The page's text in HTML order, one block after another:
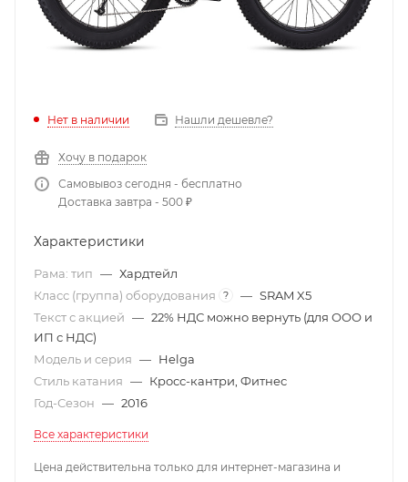
Нет в наличии Нашли дешевле?
Хочу в подарок
Самовывоз сегодня - бесплатно
Доставка завтра - 500 ₽
Характеристики
Рама: тип — Хардтейл
Класс (группа) оборудования
? — SRAM X5
Текст с акцией — 22% НДС можно вернуть (для ООО и
ИП с НДС)
Модель и серия — Helga
Стиль катания — Кросс-кантри, Фитнес
Год-Сезон — 2016
Все характеристики
Цена действительна только для интернет-магазина и